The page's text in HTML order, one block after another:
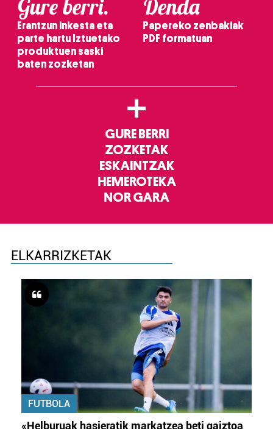
Gure berri.
Erantzun inkesta eta
parte hartu Iztuetako
produktuen saski
baten zozketan
Denda
Papereko zenbakiak
PDF formatuan
+
GURE BERRI
ZOZKETAK
ESKAINTZAK
HEMEROTEKA
NOR GARA
ELKARRIZKETAK
FUTBOLA
«Helburuak hasieratik markatzea beti gaiztoa